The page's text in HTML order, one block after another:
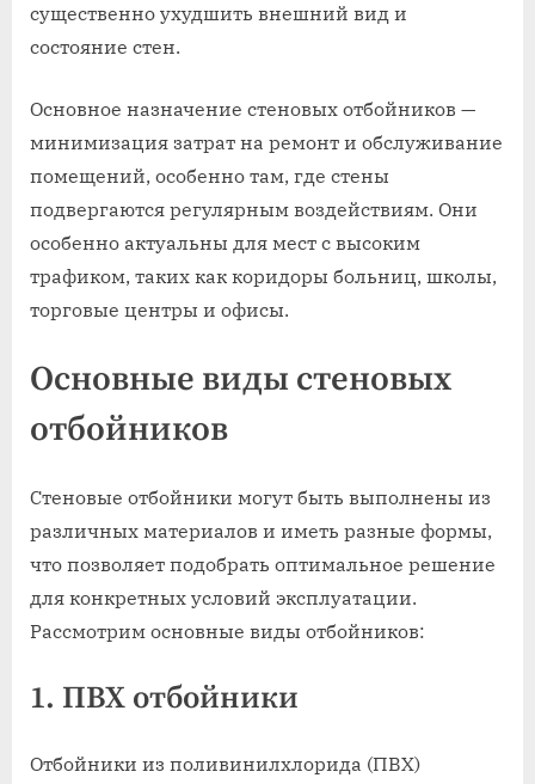
существенно ухудшить внешний вид и
состояние стен.
Основное назначение стеновых отбойников —
минимизация затрат на ремонт и обслуживание
помещений, особенно там, где стены
подвергаются регулярным воздействиям. Они
особенно актуальны для мест с высоким
трафиком, таких как коридоры больниц, школы,
торговые центры и офисы.
Основные виды стеновых
отбойников
Стеновые отбойники могут быть выполнены из
различных материалов и иметь разные формы,
что позволяет подобрать оптимальное решение
для конкретных условий эксплуатации.
Рассмотрим основные виды отбойников:
1. ПВХ отбойники
Отбойники из поливинилхлорида (ПВХ)